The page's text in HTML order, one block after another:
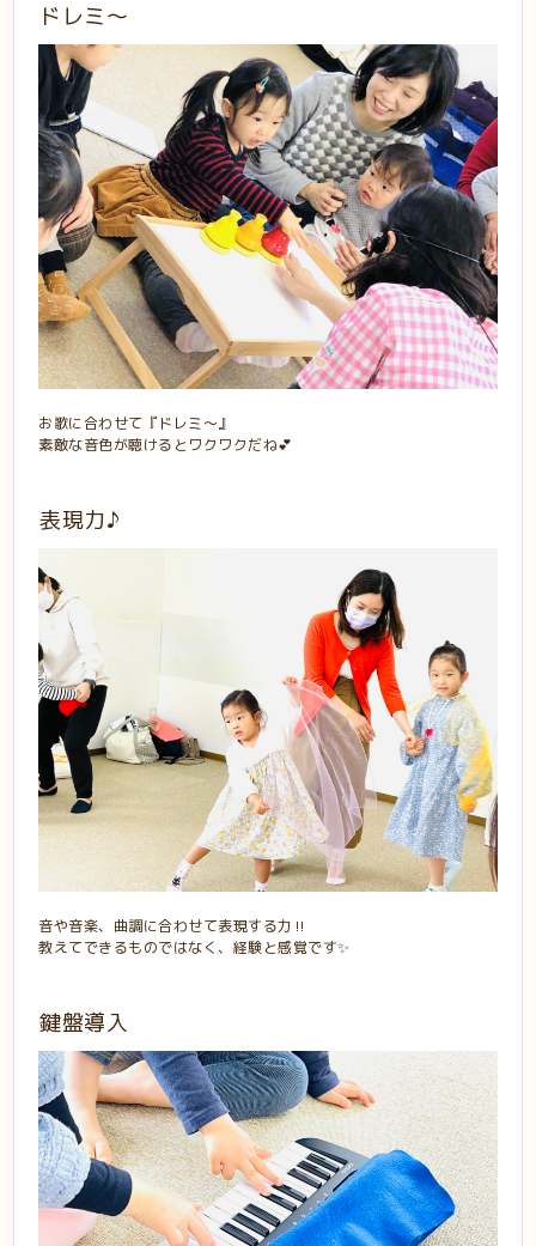
ドレミ〜
お歌に合わせて『ドレミ〜』
素敵な音色が聴けるとワクワクだね💕
表現力♪
音や音楽、曲調に合わせて表現する力‼️
教えてできるものではなく、経験と感覚です✨
鍵盤導入